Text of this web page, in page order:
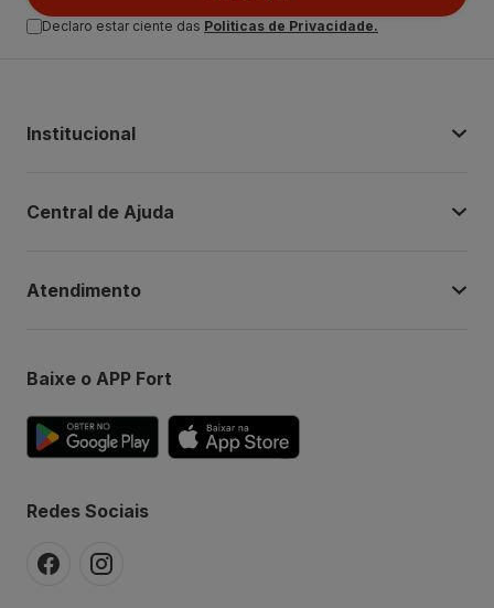
Declaro estar ciente das Politicas de Privacidade.
Institucional
Central de Ajuda
Atendimento
Baixe o APP Fort
Redes Sociais